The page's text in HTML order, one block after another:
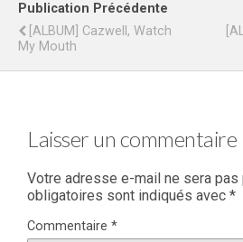
Publication Précédente
[ALBUM] Cazwell, Watch
My Mouth
Laisser un commentaire
Votre adresse e-mail ne sera pas
obligatoires sont indiqués avec *
Commentaire *